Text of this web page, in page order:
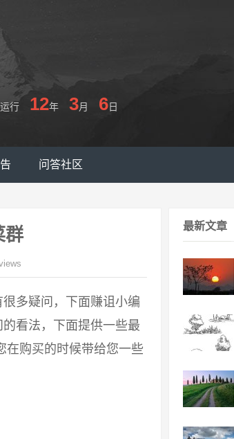
行 12年 3月 6日
问答社区
群
多疑问，下面赚诅小编
看法，下面提供一些最
在购买的时候带给您一些
最新文章